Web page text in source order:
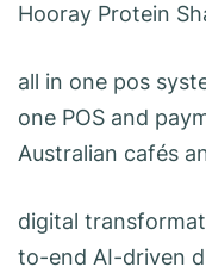
Hooray Protein
all in one pos
one POS and
Australian cafés
digital
to-end AI-driven